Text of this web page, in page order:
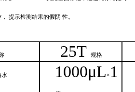
提示检测结果的假阴 性。
25T 规格
水 1000μL × 1